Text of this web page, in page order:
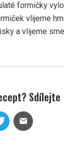
formičky
vlijeme
a vlijeme
Sdílejte
mail